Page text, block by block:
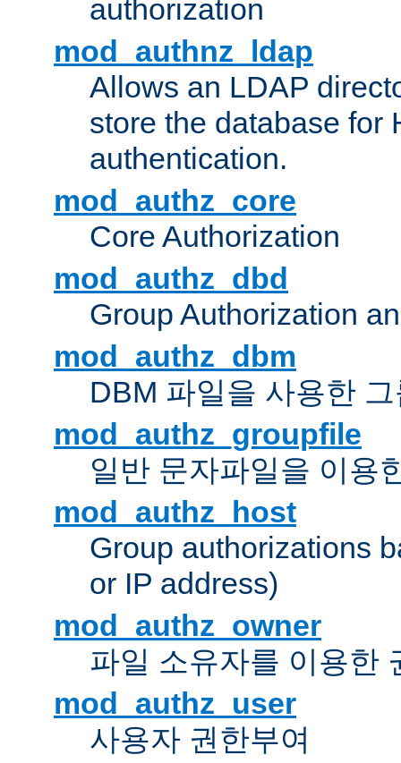
authorization
mod_authnz_ldap
Allows an LDAP
store the database for
authentication.
mod_authz_core
Core Authorization
mod_authz_dbd
Group Authorization
mod_authz_dbm
DBM 파일을 사용한
mod_authz_groupfile
일반 문자파일을 이용
mod_authz_host
Group authorizations
or IP address)
mod_authz_owner
파일 소유자를 이용한
mod_authz_user
사용자 권한부여